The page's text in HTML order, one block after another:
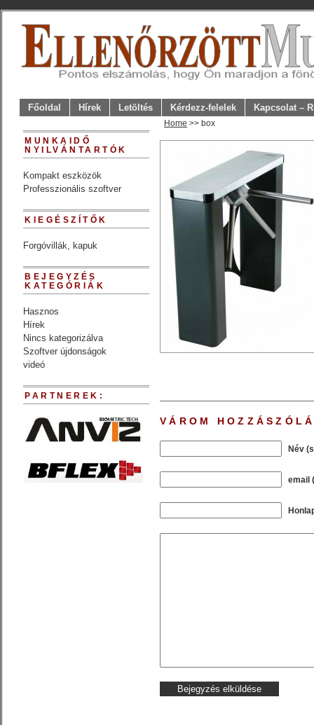
Főoldal Hírek Letöltés Kérdezz-felelek Kapcsolat –
MUNKAIDŐ
NYILVÁNTARTÓK
Kompakt eszközök
Professzionális szoftver
KIEGÉSZÍTŐK
Forgóvillák, kapuk
BEJEGYZÉS
KATEGÓRIÁK
Hasznos
Hírek
Nincs kategorizálva
Szoftver újdonságok
videó
PARTNEREK:
Home >> box
VÁROM
Név
email